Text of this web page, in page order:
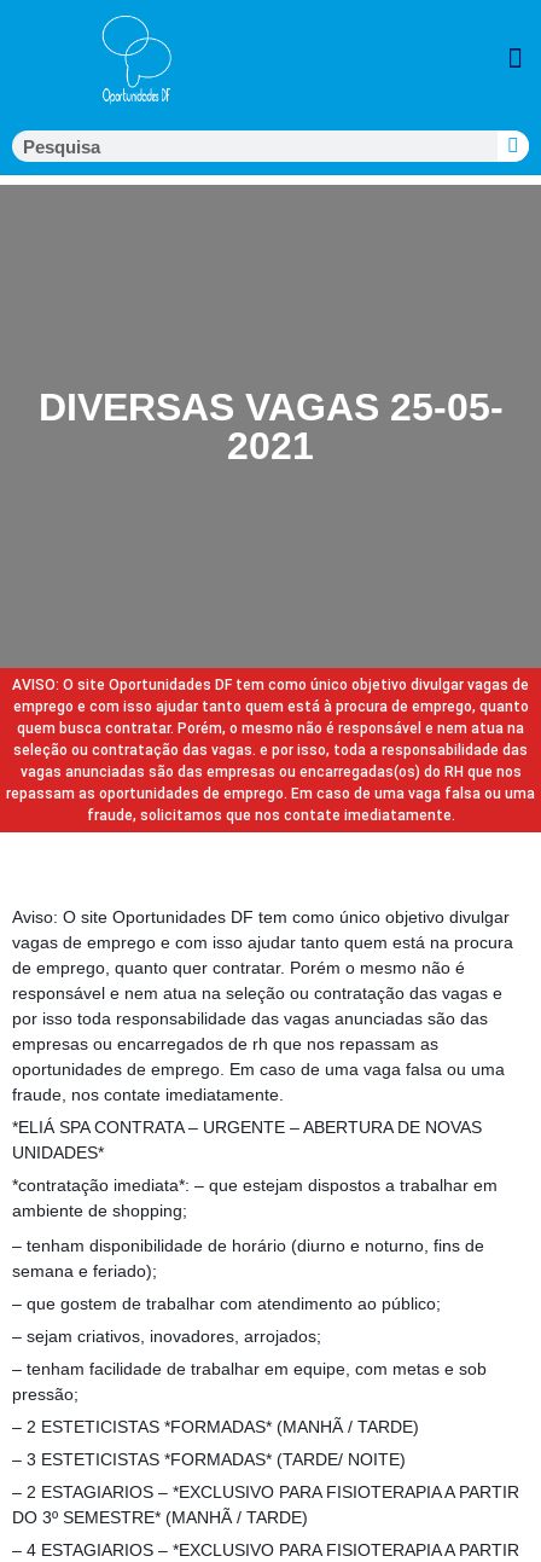
DIVERSAS VAGAS 25-05-
2021
AVISO: O site Oportunidades DF tem como único objetivo divulgar vagas de
emprego e com isso ajudar tanto quem está à procura de emprego, quanto
quem busca contratar. Porém, o mesmo não é responsável e nem atua na
seleção ou contratação das vagas. e por isso, toda a responsabilidade das
vagas anunciadas são das empresas ou encarregadas(os) do RH que nos
repassam as oportunidades de emprego. Em caso de uma vaga falsa ou uma
fraude, solicitamos que nos contate imediatamente.
Aviso: O site Oportunidades DF tem como único objetivo divulgar
vagas de emprego e com isso ajudar tanto quem está na procura
de emprego, quanto quer contratar. Porém o mesmo não é
responsável e nem atua na seleção ou contratação das vagas e
por isso toda responsabilidade das vagas anunciadas são das
empresas ou encarregados de rh que nos repassam as
oportunidades de emprego. Em caso de uma vaga falsa ou uma
fraude, nos contate imediatamente.
*ELIÁ SPA CONTRATA – URGENTE – ABERTURA DE NOVAS
UNIDADES*
*contratação imediata*: – que estejam dispostos a trabalhar em
ambiente de shopping;
– tenham disponibilidade de horário (diurno e noturno, fins de
semana e feriado);
– que gostem de trabalhar com atendimento ao público;
– sejam criativos, inovadores, arrojados;
– tenham facilidade de trabalhar em equipe, com metas e sob
pressão;
– 2 ESTETICISTAS *FORMADAS* (MANHÃ / TARDE)
– 3 ESTETICISTAS *FORMADAS* (TARDE/ NOITE)
– 2 ESTAGIARIOS – *EXCLUSIVO PARA FISIOTERAPIA A PARTIR
DO 3º SEMESTRE* (MANHÃ / TARDE)
– 4 ESTAGIARIOS – *EXCLUSIVO PARA FISIOTERAPIA A PARTIR